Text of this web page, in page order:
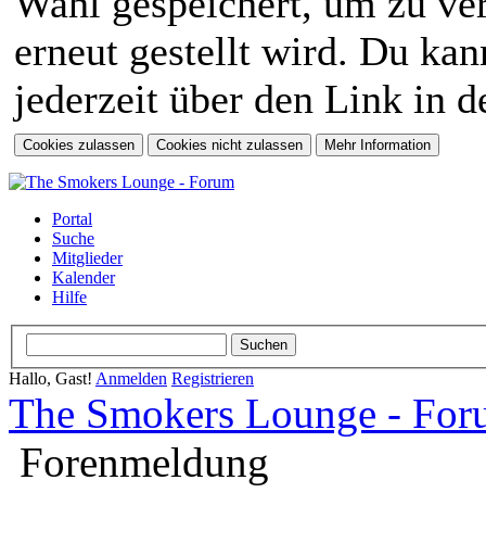
erneut gestellt wird. Du
jederzeit über den Link in
Portal
Suche
Mitglieder
Kalender
Hilfe
Hallo, Gast! Anmelden Registrieren
The Smokers Lounge -
Forenmeldung